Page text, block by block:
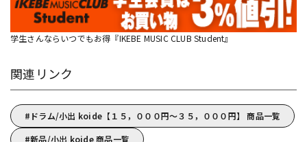
学生さんならいつでもお得『IKEBE MUSIC CLUB Student』
関連リンク
ドラム/小出 koide【１５，０００円～３５，０００円】 商品一覧
新品/小出 koide 商品一覧